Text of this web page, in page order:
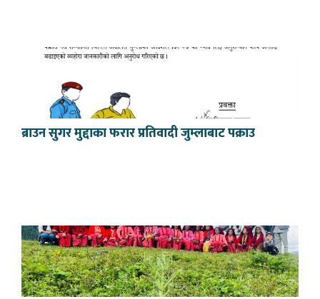
ब्राउन सुगर मुद्दाका फरार प्रतिवादी जुम्लाबाट पक्राउ